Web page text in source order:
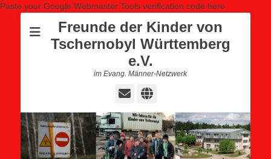
Paste your Google Webmaster Tools verification code here
Freunde der Kinder von
Tschernobyl Württemberg
e.V.
im Evang. Männer-Netzwerk
E-
Website